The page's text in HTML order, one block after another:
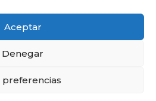
Aceptar
Denegar
preferencias
|Política de Cookies